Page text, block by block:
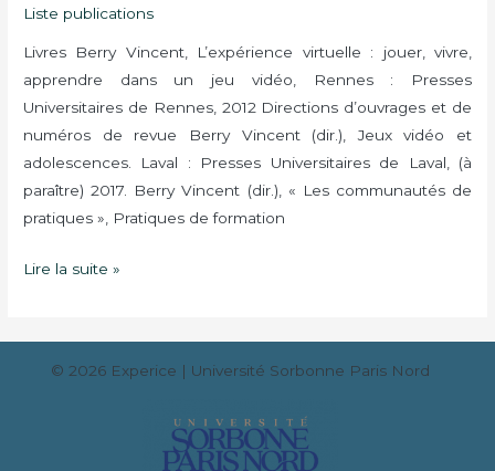
Liste publications
Livres Berry Vincent, L’expérience virtuelle : jouer, vivre,
apprendre dans un jeu vidéo, Rennes : Presses
Universitaires de Rennes, 2012 Directions d’ouvrages et de
numéros de revue Berry Vincent (dir.), Jeux vidéo et
adolescences. Laval : Presses Universitaires de Laval, (à
paraître) 2017. Berry Vincent (dir.), « Les communautés de
pratiques », Pratiques de formation
Lire la suite »
© 2026 Experice | Université Sorbonne Paris Nord